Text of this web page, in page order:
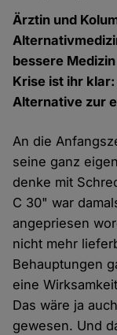
Ärztin und
bessere
Krise ist ihr
Alternative zur
An die
seine ganz
denke mit
C 30" war
angepriesen
nicht mehr
Behauptungen
eine
Das wäre ja
gewesen. Und